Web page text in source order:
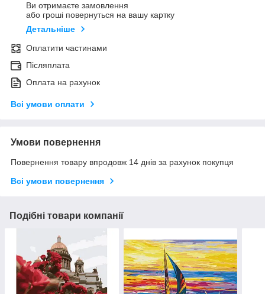
Ви отримаєте замовлення
або гроші повернуться на вашу картку
Детальніше
Оплатити частинами
Післяплата
Оплата на рахунок
Всі умови оплати
Умови повернення
Повернення товару впродовж 14 днів за рахунок покупця
Всі умови повернення
Подібні товари компанії